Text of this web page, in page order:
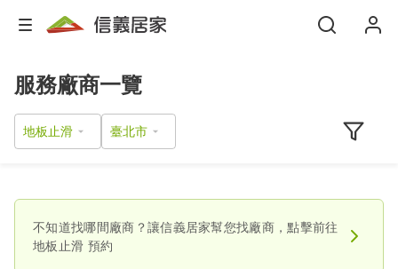
服務廠商一覽
地板止滑
不知道找哪間廠商？讓信義居家幫您找廠商，點擊前往
地板止滑 預約